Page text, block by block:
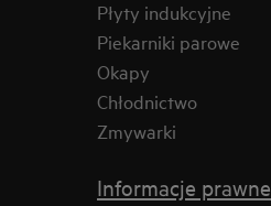
Płyty indukcyjne
Piekarniki parowe
Okapy
Chłodnictwo
Zmywarki
Informacje prawne